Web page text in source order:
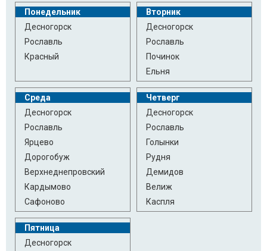
Понедельник
Десногорск
Рославль
Красный
Вторник
Десногорск
Рославль
Починок
Ельня
Среда
Десногорск
Рославль
Ярцево
Дорогобуж
Верхнеднепровский
Кардымово
Сафоново
Четверг
Десногорск
Рославль
Голынки
Рудня
Демидов
Велиж
Каспля
Пятница
Десногорск